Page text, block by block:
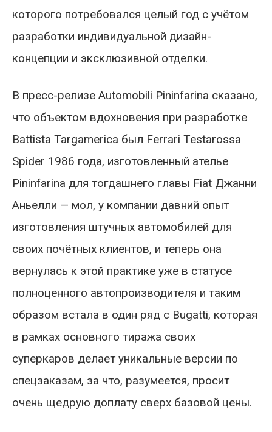
которого потребовался целый год с учётом
разработки индивидуальной дизайн-
концепции и эксклюзивной отделки.
В пресс-релизе Automobili Pininfarina сказано,
что объектом вдохновения при разработке
Battista Targamerica был Ferrari Testarossa
Spider 1986 года, изготовленный ателье
Pininfarina для тогдашнего главы Fiat Джанни
Аньелли — мол, у компании давний опыт
изготовления штучных автомобилей для
своих почётных клиентов, и теперь она
вернулась к этой практике уже в статусе
полноценного автопроизводителя и таким
образом встала в один ряд с Bugatti, которая
в рамках основного тиража своих
суперкаров делает уникальные версии по
спецзаказам, за что, разумеется, просит
очень щедрую доплату сверх базовой цены.